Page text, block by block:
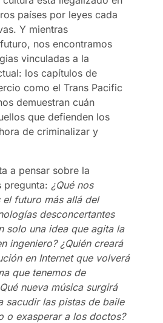
países por leyes cada
Y mientras
nos encontramos
vinculadas a la
los capítulos de
como el Trans Pacific
demuestran cuán
que defienden los
de criminalizar y
a pensar sobre la
pregunta: ¿Qué nos
el futuro más allá del
desconcertantes
solo una idea que agita la
ingeniero? ¿Quién creará
en Internet que volverá
que tenemos de
nueva música surgirá
sacudir las pistas de baile
o exasperar a los doctos?